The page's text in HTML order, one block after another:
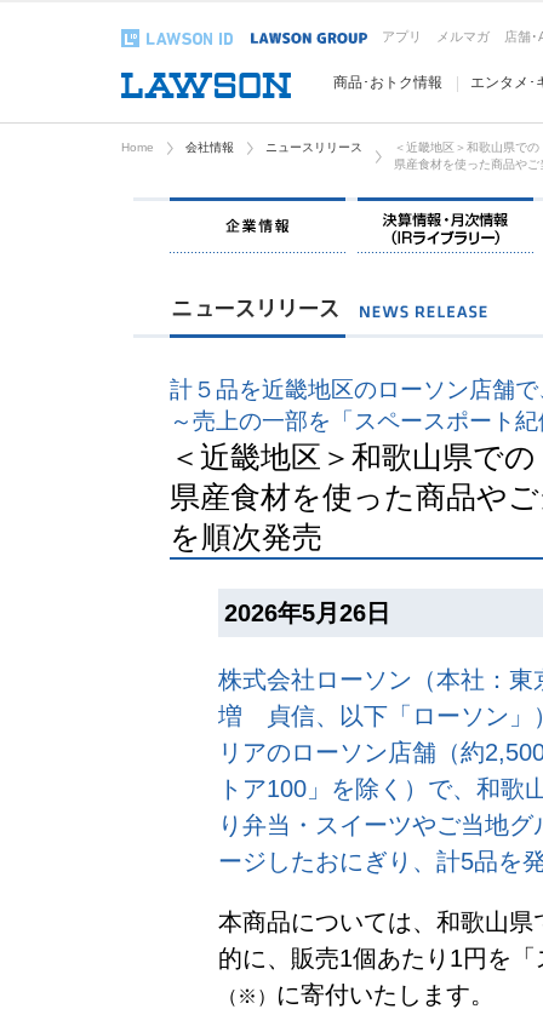
アプリ メルマガ 店舗･
商品･おトク情報 エンタメ･
Home 会社情報 ニュースリリース
＜近畿地区＞和歌山県で
県産食材を使った商品や
企業情報
計５品を近畿地区のローソン店舗
～売上の一部を「スペースポート
＜近畿地区＞和歌山県で
県産食材を使った商品や
を順次発売
2026年5月26日
株式会社ローソン（本社：
増 貞信、以下「ローソン」
リアのローソン店舗（約
トア100」を除く）で、和歌
り弁当・スイーツやご当地
ージしたおにぎり、計5品を
本商品については、和歌山
的に、販売1個あたり1円を
（※） に寄付いたします。